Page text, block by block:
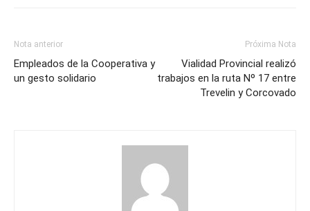
Nota anterior
Empleados de la Cooperativa y
un gesto solidario
Próxima Nota
Vialidad Provincial realizó
trabajos en la ruta Nº 17 entre
Trevelin y Corcovado